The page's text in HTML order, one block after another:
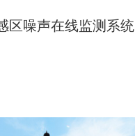
区噪声在线监测系统